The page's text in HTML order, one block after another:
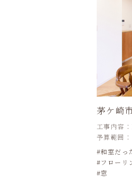
茅ケ崎
工事内容
予算範囲
和室だっ
フローリ
窓